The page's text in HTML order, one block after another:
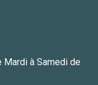
Mardi à Samedi de